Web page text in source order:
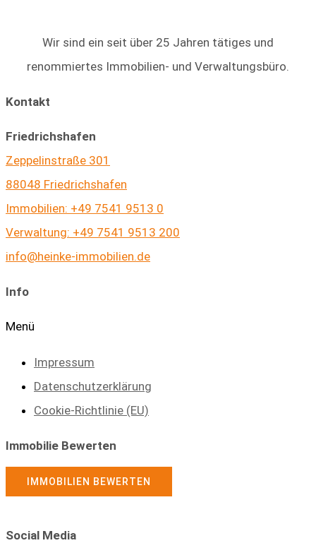
Wir sind ein seit über 25 Jahren tätiges und
renommiertes Immobilien- und Verwaltungsbüro.
Kontakt
Friedrichshafen
Zeppelinstraße 301
88048 Friedrichshafen
Immobilien: +49 7541 9513 0
Verwaltung: +49 7541 9513 200
info@heinke-immobilien.de
Info
Menü
Impressum
Datenschutzerklärung
Cookie-Richtlinie (EU)
Immobilie Bewerten
IMMOBILIEN BEWERTEN
Social Media